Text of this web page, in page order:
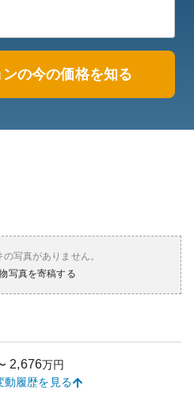
の今の価格を知る
の写真がありません。
写真を寄稿する
2,676万円
動履歴を見る